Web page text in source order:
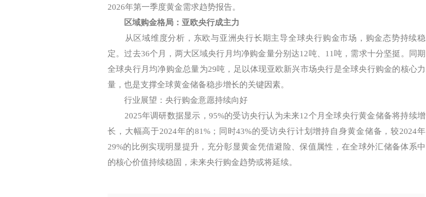
2026年第一季度黄金需求趋势报告。
区域购金格局：亚欧央行成主力
从区域维度分析，东欧与亚洲央行长期主导全球央行购金市场，购金态势持续稳
定。过去36个月，两大区域央行月均净购金量分别达12吨、11吨，需求十分坚挺。同期
全球央行月均净购金总量为29吨，足以体现亚欧新兴市场央行是全球央行购金的核心力
量，也是支撑全球黄金储备稳步增长的关键因素。
行业展望：央行购金意愿持续向好
2025年调研数据显示，95%的受访央行认为未来12个月全球央行黄金储备将持续增
长，大幅高于2024年的81%；同时43%的受访央行计划增持自身黄金储备，较2024年
29%的比例实现明显提升，充分彰显黄金凭借避险、保值属性，在全球外汇储备体系中
的核心价值持续稳固，未来央行购金趋势或将延续。